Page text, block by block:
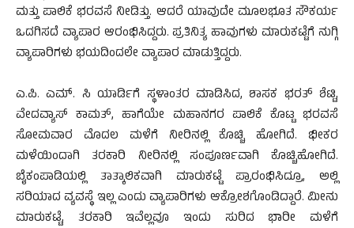
ಮತ್ತು ಪಾಲಿಕೆ ಭರವಸೆ ನೀಡಿತ್ತು. ಆದರೆ ಯಾವುದೇ ಮೂಲಭೂತ ಸೌಕರ್ಯ
ಒದಗಿಸದೆ ವ್ಯಾಪಾರ ಆರಂಭಿಸಿದ್ದರು. ಪ್ರತಿನಿತ್ಯ ಹಾವುಗಳು ಮಾರುಕಟ್ಟೆಗೆ ನುಗ್ಗಿ
ವ್ಯಾಪಾರಿಗಳು ಭಯದಿಂದಲೇ ವ್ಯಾಪಾರ ಮಾಡುತ್ತಿದ್ದರು.
ಎ.ಪಿ. ಎಮ್. ಸಿ ಯಾರ್ಡಿಗೆ ಸ್ಥಳಾಂತರ ಮಾಡಿಸಿದ, ಶಾಸಕ ಭರತ್ ಶೆಟ್ಟಿ,
ವೇದವ್ಯಾಸ್ ಕಾಮತ್, ಹಾಗೆಯೇ ಮಹಾನಗರ ಪಾಲಿಕೆ ಕೊಟ್ಟ ಭರವಸೆ
ಸೋಮವಾರ ಮೊದಲ ಮಳೆಗೆ ನೀರಿನಲ್ಲಿ ಕೊಚ್ಚಿ ಹೋಗಿದೆ. ಭೀಕರ
ಮಳೆಯಿಂದಾಗಿ ತರಕಾರಿ ನೀರಿನಲ್ಲಿ ಸಂಪೂರ್ಣವಾಗಿ ಕೊಚ್ಚಿಹೋಗಿದೆ.
ಬೈಕಂಪಾಡಿಯಲ್ಲಿ ತಾತ್ಕಾಲಿಕವಾಗಿ ಮಾರುಕಟ್ಟೆ ಪ್ರಾರಂಭಿಸಿದ್ರೂ, ಅಲ್ಲಿ
ಸರಿಯಾದ ವ್ಯವಸ್ಥೆ ಇಲ್ಲ ಎಂದು ವ್ಯಾಪಾರಿಗಳು ಆಕ್ರೋಶಗೊಂಡಿದ್ದಾರೆ. ಮೀನು
ಮಾರುಕಟ್ಟೆ, ತರಕಾರಿ ಇವೆಲ್ಲವೂ ಇಂದು ಸುರಿದ ಭಾರೀ ಮಳೆಗೆ